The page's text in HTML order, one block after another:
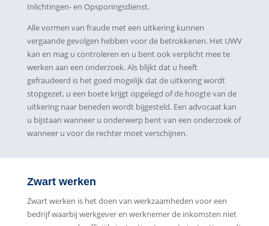
Inlichtingen- en Opsporingsdienst.
Alle vormen van fraude met een uitkering kunnen
vergaande gevolgen hebben voor de betrokkenen. Het UWV
kan en mag u controleren en u bent ook verplicht mee te
werken aan een onderzoek. Als blijkt dat u heeft
gefraudeerd is het goed mogelijk dat de uitkering wordt
stopgezet, u een boete krijgt opgelegd of de hoogte van de
uitkering naar beneden wordt bijgesteld. Een advocaat kan
u bijstaan wanneer u onderwerp bent van een onderzoek of
wanneer u voor de rechter moet verschijnen.
Zwart werken
Zwart werken is het doen van werkzaamheden voor een
bedrijf waarbij werkgever en werknemer de inkomsten niet